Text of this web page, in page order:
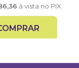
à vista no PIX